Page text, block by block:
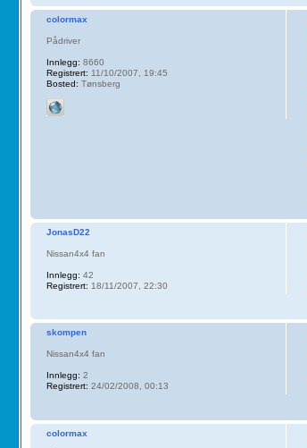
colormax
Pådriver
Innlegg: 8660
Registrert: 11/10/2007, 19:45
Bosted: Tønsberg
JonasD22
Nissan4x4 fan
Innlegg: 42
Registrert: 18/11/2007, 22:30
skompen
Nissan4x4 fan
Innlegg: 2
Registrert: 24/02/2008, 00:13
colormax